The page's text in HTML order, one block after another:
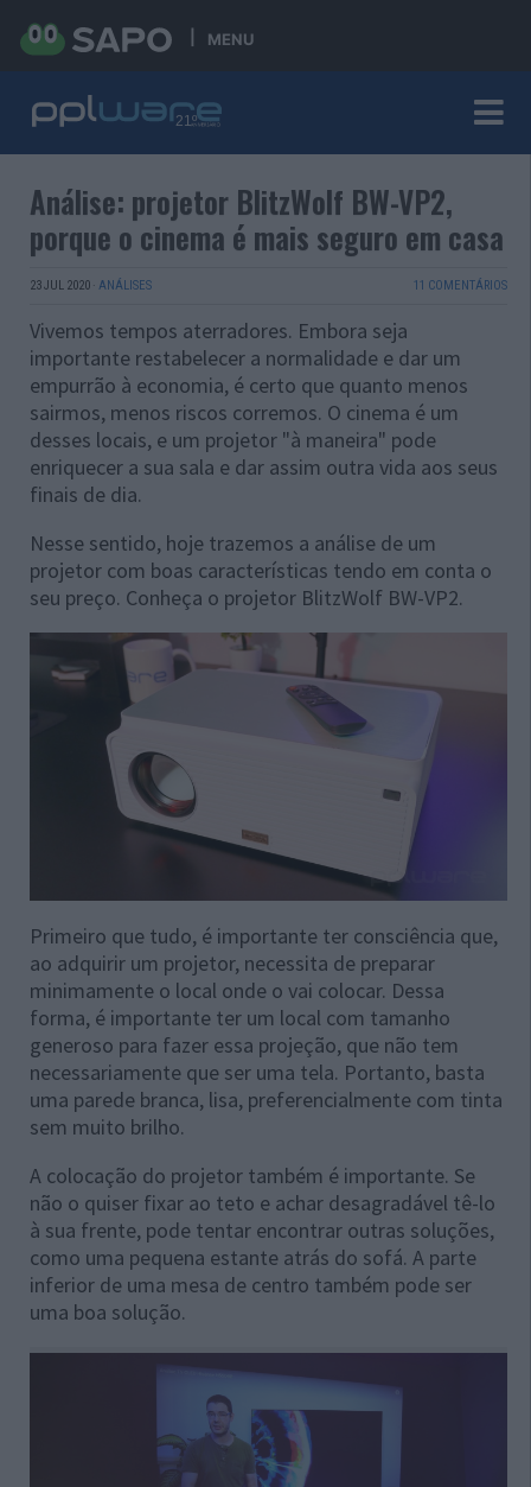
MENU
Análise: projetor BlitzWolf BW-VP2,
porque o cinema é mais seguro em casa
23 JUL 2020 · ANÁLISES 11 COMENTÁRIOS
Vivemos tempos aterradores. Embora seja
importante restabelecer a normalidade e dar um
empurrão à economia, é certo que quanto menos
sairmos, menos riscos corremos. O cinema é um
desses locais, e um projetor "à maneira" pode
enriquecer a sua sala e dar assim outra vida aos seus
finais de dia.
Nesse sentido, hoje trazemos a análise de um
projetor com boas características tendo em conta o
seu preço. Conheça o projetor BlitzWolf BW-VP2.
Primeiro que tudo, é importante ter consciência que,
ao adquirir um projetor, necessita de preparar
minimamente o local onde o vai colocar. Dessa
forma, é importante ter um local com tamanho
generoso para fazer essa projeção, que não tem
necessariamente que ser uma tela. Portanto, basta
uma parede branca, lisa, preferencialmente com tinta
sem muito brilho.
A colocação do projetor também é importante. Se
não o quiser fixar ao teto e achar desagradável tê-lo
à sua frente, pode tentar encontrar outras soluções,
como uma pequena estante atrás do sofá. A parte
inferior de uma mesa de centro também pode ser
uma boa solução.